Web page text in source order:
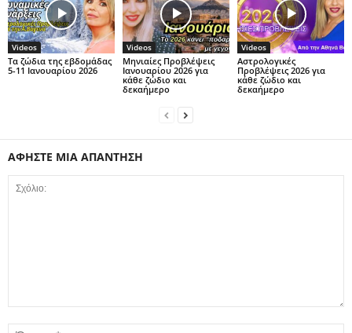
Videos
Τα ζώδια της εβδομάδας
5-11 Ιανουαρίου 2026
Videos
Μηνιαίες Προβλέψεις
Ιανουαρίου 2026 για
κάθε ζώδιο και
δεκαήμερο
Videos
Αστρολογικές
Προβλέψεις 2026 για
κάθε ζώδιο και
δεκαήμερο
ΑΦΗΣΤΕ ΜΙΑ ΑΠΑΝΤΗΣΗ